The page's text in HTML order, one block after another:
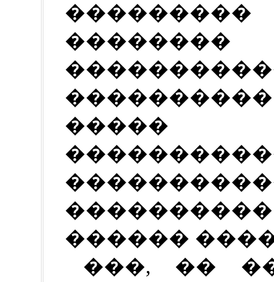
��������
�����
������
���, ��